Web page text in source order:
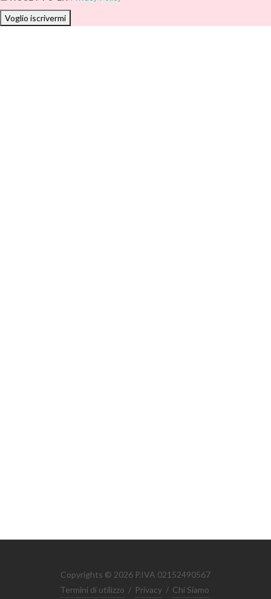
Voglio iscrivermi
Copyrights © 2026 P.IVA 02152490567
Termini di utilizzo / Privacy / Chi Siamo